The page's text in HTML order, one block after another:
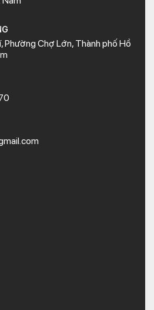
Phường Chợ Lớn, Thành phố Hồ